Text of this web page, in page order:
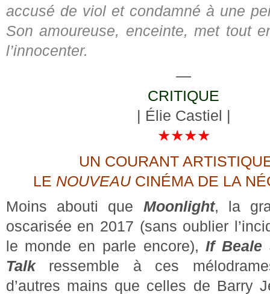
accusé de viol et condamné à une
Son amoureuse, enceinte, met tout
l’innocenter.
—
CRITIQUE
| Élie Castiel |
★★★★
UN COURANT
LE NOUVEAU CINÉMA DE LA
Moins abouti que Moonlight, la
oscarisée en 2017 (sans oublier
le monde en parle encore),If Beale
Talkressemble à ces
d’autres mains que celles de Barry